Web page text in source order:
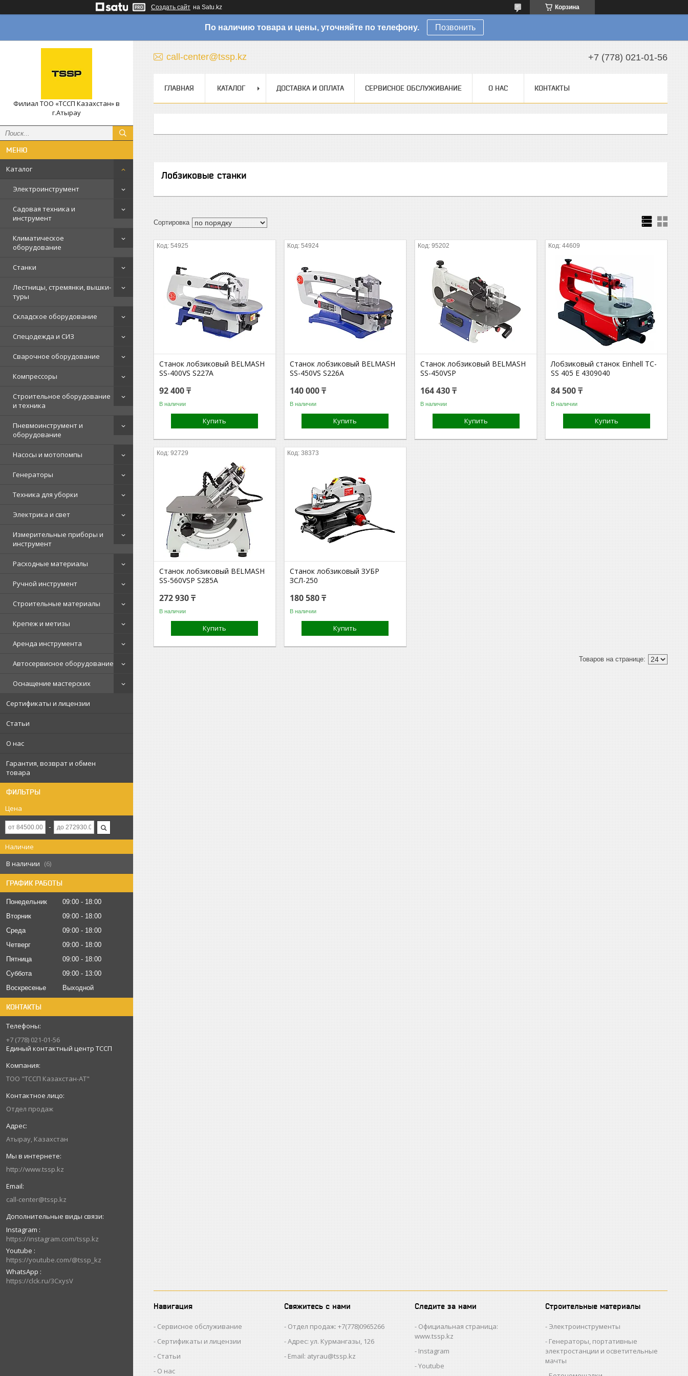
Создать сайт на Satu.kz Корзина
По наличию товара и цены, уточняйте по телефону. Позвонить
Филиал ТОО «ТССП Казахстан» в
г.Атырау
Каталог
Электроинструмент
Садовая техника и
инструмент
Климатическое
оборудование
Станки
Лестницы, стремянки, вышки-
туры
Складское оборудование
Спецодежда и СИЗ
Сварочное оборудование
Компрессоры
Строительное оборудование
и техника
Пневмоинструмент и
оборудование
Насосы и мотопомпы
Генераторы
Техника для уборки
Электрика и свет
Измерительные приборы и
инструмент
Расходные материалы
Ручной инструмент
Строительные материалы
Крепеж и метизы
Аренда инструмента
Автосервисное оборудование
Оснащение мастерских
Сертификаты и лицензии
Статьи
О нас
Гарантия, возврат и обмен
товара
ФИЛЬТРЫ
Цена
Наличие
В наличии
6
ГРАФИК РАБОТЫ
Понедельник 09:00
18:00
Вторник
09:00
18:00
Среда
09:00
18:00
Четверг
09:00
18:00
Пятница
09:00
18:00
Суббота
09:00
13:00
Воскресенье
Выходной
КОНТАКТЫ
+7 (778) 021-01-56
Единый контактный центр ТССП
ТОО "ТССП Казахстан-АТ"
Отдел продаж
Атырау, Казахстан
http://www.tssp.kz
call-center@tssp.kz
Instagram
https://instagram.com/tssp.kz
Youtube
https://youtube.com/@tssp_kz
WhatsApp
https://clck.ru/3CxysV
call-center@tssp.kz +7 (778) 021-01-56
ГЛАВНАЯ КАТАЛОГ ДОСТАВКА И ОПЛАТА СЕРВИСНОЕ ОБСЛУЖИВАНИЕ О НАС КОНТАКТЫ
Лобзиковые станки
54925
Станок лобзиковый BELMASH
SS-400VS S227A
92 400 ₸
В наличии
Купить
54924
Станок лобзиковый BELMASH
SS-450VS S226A
140 000 ₸
В наличии
Купить
95202
Станок лобзиковый BELMASH
SS-450VSP
164 430 ₸
В наличии
Купить
44609
Лобзиковый станок Einhell TC-
SS 405 E 4309040
84 500 ₸
В наличии
Купить
92729
Станок лобзиковый BELMASH
SS-560VSP S285A
272 930 ₸
В наличии
Купить
38373
Станок лобзиковый ЗУБР
ЗСЛ-250
180 580 ₸
В наличии
Купить
Навигация
Сервисное обслуживание
Сертификаты и лицензии
Статьи
О нас
Свяжитесь с нами
Отдел продаж: +7(778)0965266
Адрес: ул. Курмангазы, 126
Email: atyrau@tssp.kz
Следите за нами
Официальная страница:
www.tssp.kz
Instagram
Youtube
Строительные материалы
Электроинструменты
Генераторы, портативные
электростанции и осветительные
мачты